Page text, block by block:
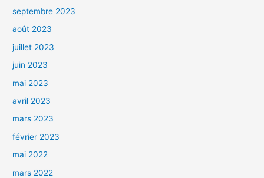
septembre 2023
août 2023
juillet 2023
juin 2023
mai 2023
avril 2023
mars 2023
février 2023
mai 2022
mars 2022